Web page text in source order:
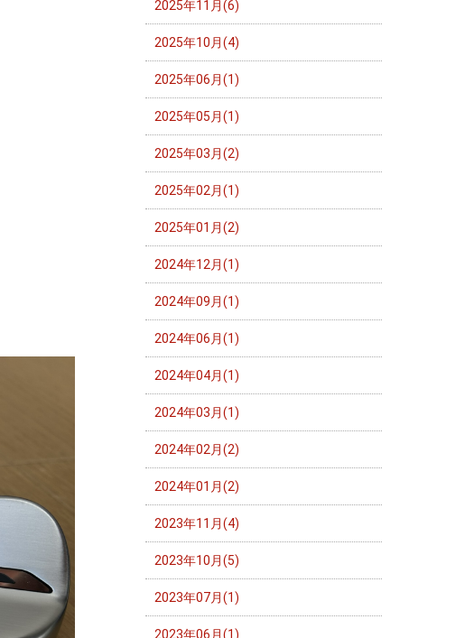
2025年11月(6)
2025年10月(4)
2025年06月(1)
2025年05月(1)
2025年03月(2)
2025年02月(1)
2025年01月(2)
2024年12月(1)
2024年09月(1)
2024年06月(1)
2024年04月(1)
2024年03月(1)
2024年02月(2)
2024年01月(2)
2023年11月(4)
2023年10月(5)
2023年07月(1)
2023年06月(1)